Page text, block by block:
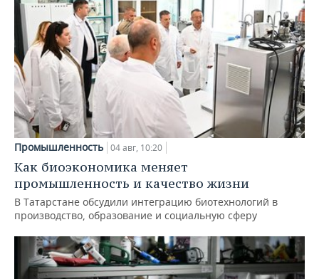
Промышленность 04 авг, 10:20
Как биоэкономика меняет
промышленность и качество жизни
В Татарстане обсудили интеграцию биотехнологий в
производство, образование и социальную сферу